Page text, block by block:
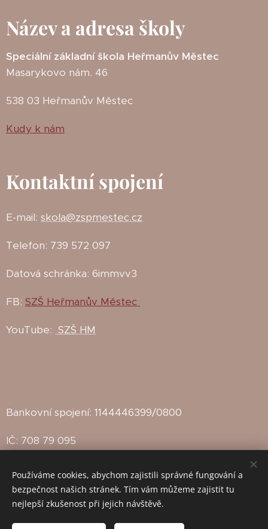
Název a adresa školy
Speciální základní škola Heřmanův Městec
Masarykovo nám. 46
538 03 Heřmanův Městec
Kudy k nám
Kontaktní spojení
E-mail: skola@zspmestec.cz
Telefon: 739 572 097
Datová schránka: 6immvv3
FB: SZŠ Heřmanův Městec
YouTube: SZŠ HM
Bankovní spojení: 1144446399/0800
IČ: 708 79 095
IZO: 102142815
Zřizovatel: Město Heřmanův Městec
Používáme cookies, abychom zajistili správné fungování a
bezpečnost našich stránek. Tím vám můžeme zajistit tu
nejlepší zkušenost při jejich návštěvě.